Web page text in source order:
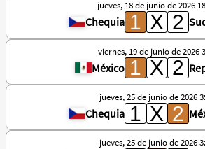
jueves, 18 de junio de 2026
Chequia
viernes, 19 de junio de 2026
México
jueves, 25 de junio de 2026
Chequia
jueves, 25 de junio de 2026